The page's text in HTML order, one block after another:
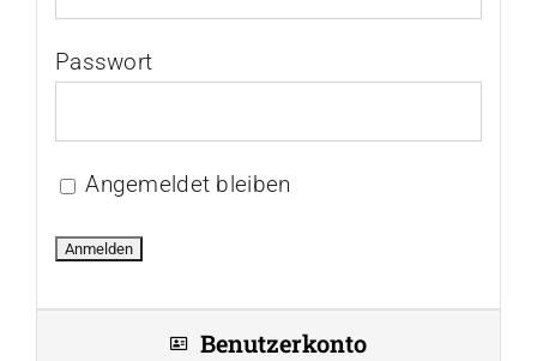
Passwort
Angemeldet bleiben
Benutzerkonto